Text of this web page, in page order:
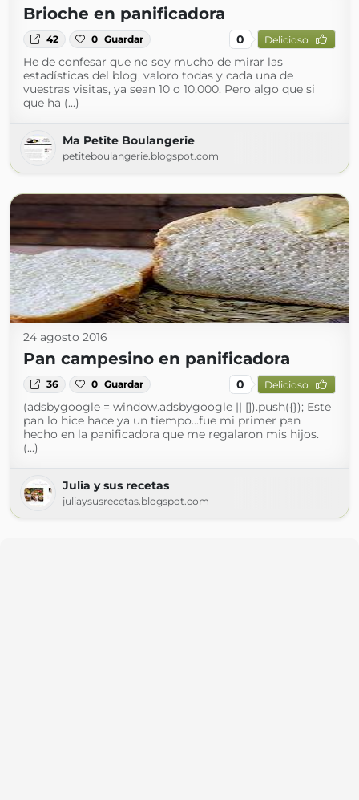
Brioche en panificadora
42 0 Guardar 0 Delicioso
He de confesar que no soy mucho de mirar las
estadísticas del blog, valoro todas y cada una de
vuestras visitas, ya sean 10 o 10.000. Pero algo que si
que ha (...)
Ma Petite Boulangerie
petiteboulangerie.blogspot.com
24 agosto 2016
Pan campesino en panificadora
36 0 Guardar 0 Delicioso
(adsbygoogle = window.adsbygoogle || []).push({}); Este
pan lo hice hace ya un tiempo...fue mi primer pan
hecho en la panificadora que me regalaron mis hijos.
(...)
Julia y sus recetas
juliaysusrecetas.blogspot.com